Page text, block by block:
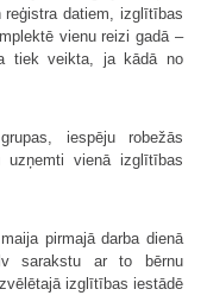
datiem, izglītības
vienu reizi gadā –
tiek veikta, ja kādā no
iespēju robežās
uzņemti vienā izglītības
pirmajā darba dienā
sarakstu ar to bērnu
izglītības iestādē